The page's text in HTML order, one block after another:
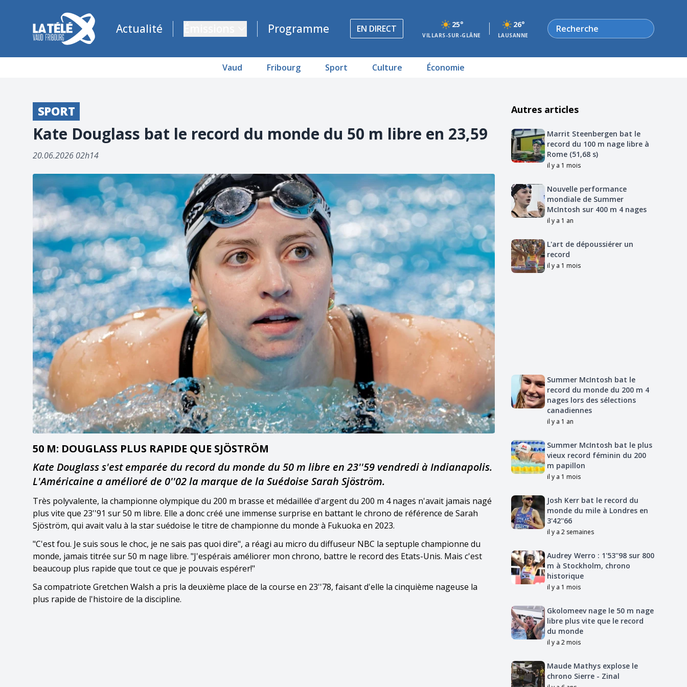
La Télé - Télévision régionale Vaud et Fribourg
Actualité Programme EN DIRECT 25°
VILLARS-SUR-GLÂNE
26°
LAUSANNE
Rechercher
Vaud Fribourg Sport Culture Économie
SPORT
Kate Douglass bat le record du monde du 50 m libre en 23,59
20.06.2026 02h14
50 M: DOUGLASS PLUS RAPIDE QUE SJÖSTRÖM
Kate Douglass s'est emparée du record du monde du 50 m libre en 23''59 vendredi à Indianapolis.
L'Américaine a amélioré de 0''02 la marque de la Suédoise Sarah Sjöström.
Très polyvalente, la championne olympique du 200 m brasse et médaillée d'argent du 200 m 4 nages n'avait jamais nagé
plus vite que 23''91 sur 50 m libre. Elle a donc créé une immense surprise en battant le chrono de référence de Sarah
Sjöström, qui avait valu à la star suédoise le titre de championne du monde à Fukuoka en 2023.
"C'est fou. Je suis sous le choc, je ne sais pas quoi dire", a réagi au micro du diffuseur NBC la septuple championne du
monde, jamais titrée sur 50 m nage libre. "J'espérais améliorer mon chrono, battre le record des Etats-Unis. Mais c'est
beaucoup plus rapide que tout ce que je pouvais espérer!"
Sa compatriote Gretchen Walsh a pris la deuxième place de la course en 23''78, faisant d'elle la cinquième nageuse la
plus rapide de l'histoire de la discipline.
Autres articles
Marrit Steenbergen bat le
record du 100 m nage libre à
Rome (51,68 s)
il y a 1 mois
Nouvelle performance
mondiale de Summer
McIntosh sur 400 m 4 nages
il y a 1 an
L'art de dépoussiérer un
record
il y a 1 mois
Summer McIntosh bat le
record du monde du 200 m 4
nages lors des sélections
canadiennes
il y a 1 an
Summer McIntosh bat le plus
vieux record féminin du 200
m papillon
il y a 1 mois
Josh Kerr bat le record du
monde du mile à Londres en
3'42''66
il y a 2 semaines
Audrey Werro : 1'53''98 sur 800
m à Stockholm, chrono
historique
il y a 1 mois
Gkolomeev nage le 50 m nage
libre plus vite que le record
du monde
il y a 2 mois
Maude Mathys explose le
chrono Sierre - Zinal